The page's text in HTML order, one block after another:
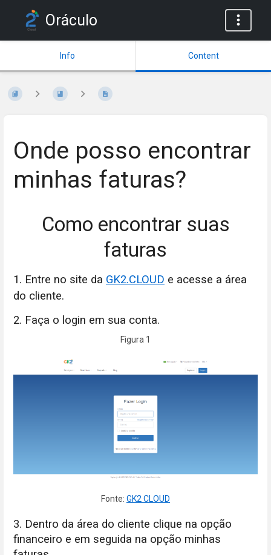
Oráculo
Info Content
Onde posso encontrar
minhas faturas?
Como encontrar suas
faturas
1. Entre no site da GK2.CLOUD e acesse a área
do cliente.
2. Faça o login em sua conta.
Figura 1
Fonte: GK2 CLOUD
3. Dentro da área do cliente clique na opção
financeiro e em seguida na opção minhas